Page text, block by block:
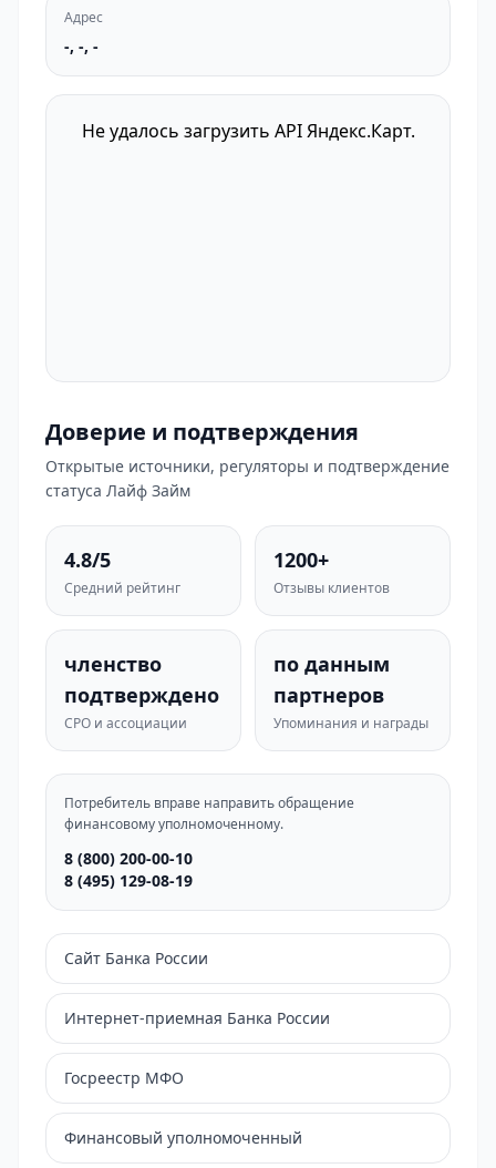
Адрес
-, -, -
Не удалось загрузить API Яндекс.Карт.
Доверие и подтверждения
Открытые источники, регуляторы и подтверждение
статуса Лайф Займ
4.8/5
Средний рейтинг
1200+
Отзывы клиентов
членство
подтверждено
СРО и ассоциации
по данным
партнеров
Упоминания и награды
Потребитель вправе направить обращение
финансовому уполномоченному.
8 (800) 200-00-10
8 (495) 129-08-19
Сайт Банка России
Интернет-приемная Банка России
Госреестр МФО
Финансовый уполномоченный